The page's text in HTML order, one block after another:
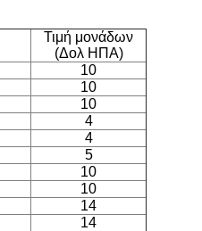
Τιμή μονάδων
(Δολ ΗΠΑ)
10
10
10
4
4
5
10
10
14
14